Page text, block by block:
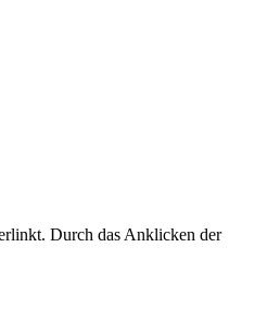
Durch das Anklicken der